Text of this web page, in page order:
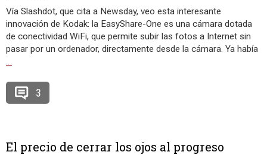
Vía Slashdot, que cita a Newsday, veo esta interesante
innovación de Kodak: la EasyShare-One es una cámara dotada
de conectividad WiFi, que permite subir las fotos a Internet sin
pasar por un ordenador, directamente desde la cámara. Ya había
…
3
El precio de cerrar los ojos al progreso